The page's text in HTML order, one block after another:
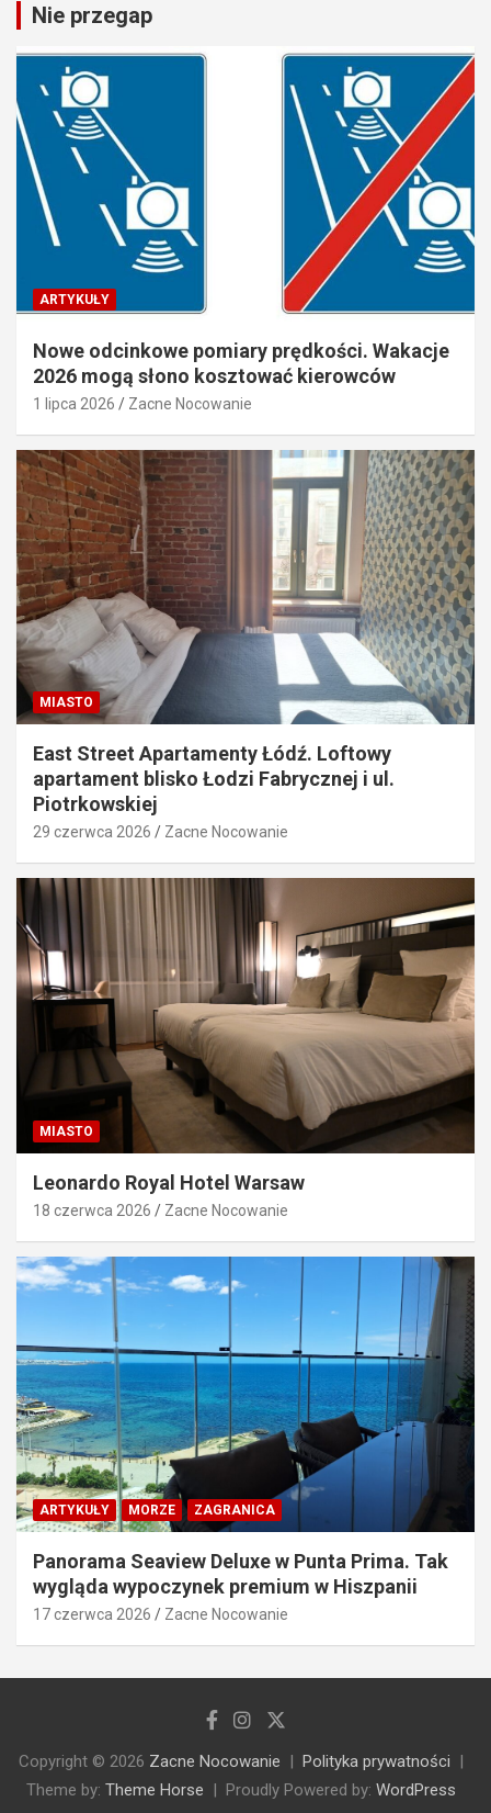
Nie przegap
ARTYKUŁY
Nowe odcinkowe pomiary prędkości. Wakacje
2026 mogą słono kosztować kierowców
1 lipca 2026 Zacne Nocowanie
MIASTO
East Street Apartamenty Łódź. Loftowy
apartament blisko Łodzi Fabrycznej i ul.
Piotrkowskiej
29 czerwca 2026 Zacne Nocowanie
MIASTO
Leonardo Royal Hotel Warsaw
18 czerwca 2026 Zacne Nocowanie
ARTYKUŁY MORZE ZAGRANICA
Panorama Seaview Deluxe w Punta Prima. Tak
wygląda wypoczynek premium w Hiszpanii
17 czerwca 2026 Zacne Nocowanie
Copyright © 2026 Zacne Nocowanie
Polityka prywatności
Theme by: Theme Horse Proudly Powered by: WordPress